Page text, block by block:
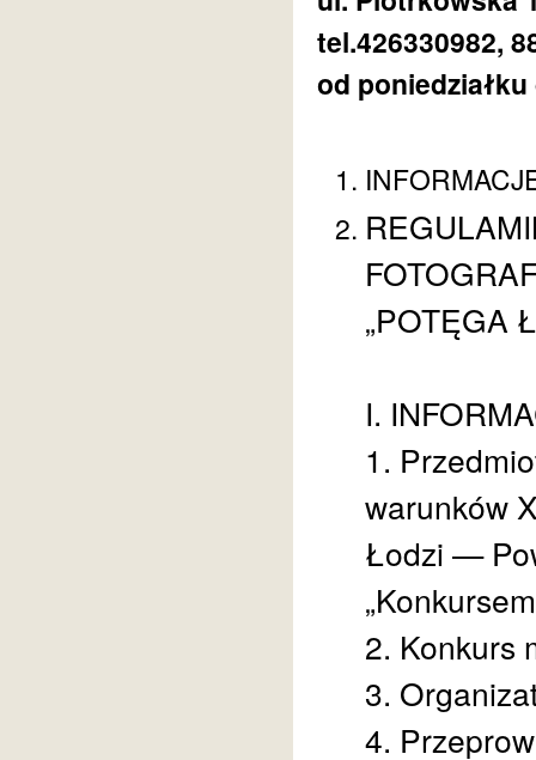
tel.426330982,
od
„POTĘGA
I.
1.
warunków
Łodzi —
2. Konkurs
3.
4.